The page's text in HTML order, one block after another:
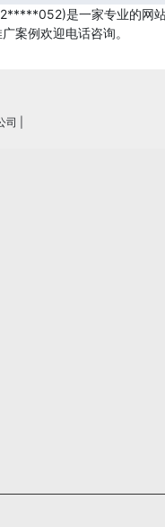
是一家专业的网
案例欢迎电话咨询。
司